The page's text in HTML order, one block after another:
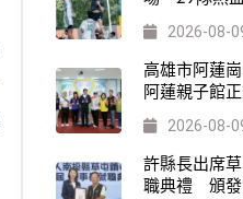
2026-08-
高雄市阿蓮
阿蓮親子館
2026-08-
許縣長出席
職典禮 頒發